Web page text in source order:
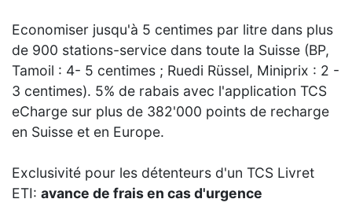
Economiser jusqu'à 5 centimes par litre dans plus
de 900 stations-service dans toute la Suisse (BP,
Tamoil : 4- 5 centimes ; Ruedi Rüssel, Miniprix : 2 -
3 centimes). 5% de rabais avec l'application TCS
eCharge sur plus de 382'000 points de recharge
en Suisse et en Europe.
Exclusivité pour les détenteurs d'un TCS Livret
ETI: avance de frais en cas d'urgence